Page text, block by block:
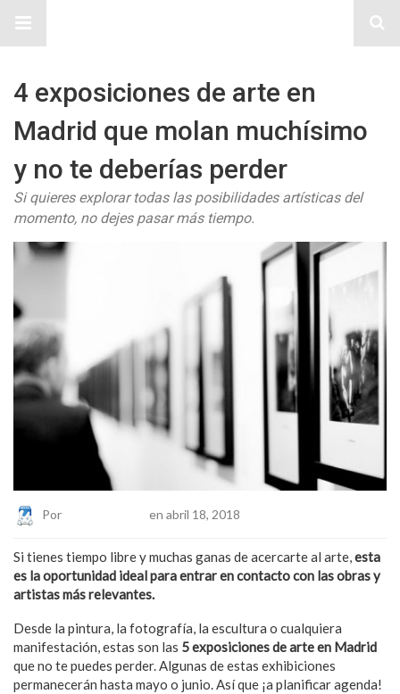
4 exposiciones de arte en
Madrid que molan muchísimo
y no te deberías perder
Si quieres explorar todas las posibilidades artísticas del
momento, no dejes pasar más tiempo.
Por en abril 18, 2018
Si tienes tiempo libre y muchas ganas de acercarte al arte,esta
es la oportunidad ideal para entrar en contacto con las obras y
artistas más relevantes.
Desde la pintura, la fotografía, la escultura o cualquiera
manifestación, estas son las 5 exposiciones de arte en Madrid
que no te puedes perder. Algunas de estas exhibiciones
permanecerán hasta mayo o junio. Así que ¡a planificar agenda!